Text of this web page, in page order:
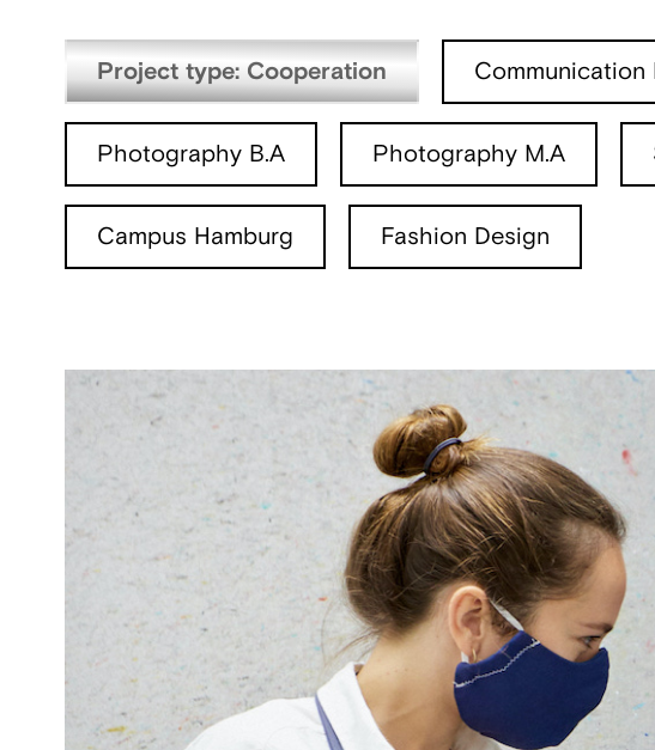
Project type: Cooperation Communication
Photography B.A Photography M.A
Campus Hamburg Fashion Design